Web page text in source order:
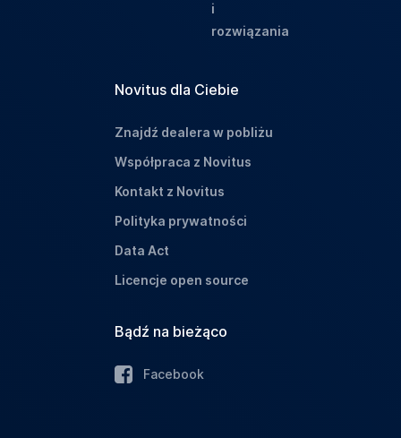
i
rozwiązania
Novitus dla Ciebie
Znajdź dealera w pobliżu
Współpraca z Novitus
Kontakt z Novitus
Polityka prywatności
Data Act
Licencje open source
Bądź na bieżąco
Facebook